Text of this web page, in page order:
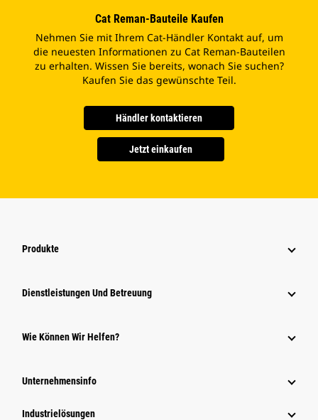
Cat Reman-Bauteile Kaufen
Nehmen Sie mit Ihrem Cat-Händler Kontakt auf, um
die neuesten Informationen zu Cat Reman-Bauteilen
zu erhalten. Wissen Sie bereits, wonach Sie suchen?
Kaufen Sie das gewünschte Teil.
Händler kontaktieren
Jetzt einkaufen
Produkte
Dienstleistungen Und Betreuung
Wie Können Wir Helfen?
Unternehmensinfo
Industrielösungen